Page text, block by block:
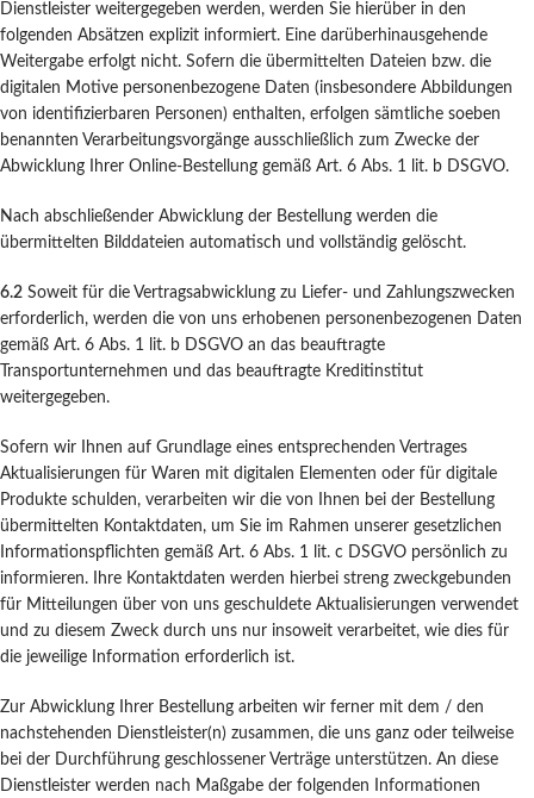
Dienstleister weitergegeben werden, werden Sie hierüber in den
folgenden Absätzen explizit informiert. Eine darüberhinausgehende
Weitergabe erfolgt nicht. Sofern die übermittelten Dateien bzw. die
digitalen Motive personenbezogene Daten (insbesondere Abbildungen
von identifizierbaren Personen) enthalten, erfolgen sämtliche soeben
benannten Verarbeitungsvorgänge ausschließlich zum Zwecke der
Abwicklung Ihrer Online-Bestellung gemäß Art. 6 Abs. 1 lit. b DSGVO.
Nach abschließender Abwicklung der Bestellung werden die
übermittelten Bilddateien automatisch und vollständig gelöscht.
6.2 Soweit für die Vertragsabwicklung zu Liefer- und Zahlungszwecken
erforderlich, werden die von uns erhobenen personenbezogenen Daten
gemäß Art. 6 Abs. 1 lit. b DSGVO an das beauftragte
Transportunternehmen und das beauftragte Kreditinstitut
weitergegeben.
Sofern wir Ihnen auf Grundlage eines entsprechenden Vertrages
Aktualisierungen für Waren mit digitalen Elementen oder für digitale
Produkte schulden, verarbeiten wir die von Ihnen bei der Bestellung
übermittelten Kontaktdaten, um Sie im Rahmen unserer gesetzlichen
Informationspflichten gemäß Art. 6 Abs. 1 lit. c DSGVO persönlich zu
informieren. Ihre Kontaktdaten werden hierbei streng zweckgebunden
für Mitteilungen über von uns geschuldete Aktualisierungen verwendet
und zu diesem Zweck durch uns nur insoweit verarbeitet, wie dies für
die jeweilige Information erforderlich ist.
Zur Abwicklung Ihrer Bestellung arbeiten wir ferner mit dem / den
nachstehenden Dienstleister(n) zusammen, die uns ganz oder teilweise
bei der Durchführung geschlossener Verträge unterstützen. An diese
Dienstleister werden nach Maßgabe der folgenden Informationen